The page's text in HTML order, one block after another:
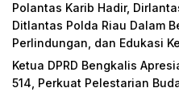
Polantas Karib Hadir,
Ditlantas Polda Riau Dalam
Perlindungan, dan Edukasi
Ketua DPRD Bengkalis
514, Perkuat Pelestarian